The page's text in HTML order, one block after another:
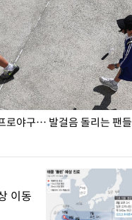
로야구… 발걸음 돌리는 팬들
이동